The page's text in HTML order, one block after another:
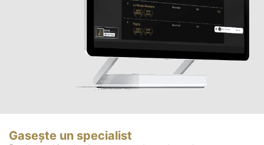
Gasește un specialist